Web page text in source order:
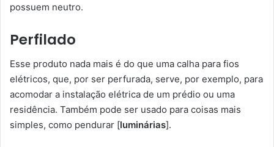
possuem neutro.
Perfilado
Esse produto nada mais é do que uma calha para fios
elétricos, que, por ser perfurada, serve, por exemplo, para
acomodar a instalação elétrica de um prédio ou uma
residência. Também pode ser usado para coisas mais
simples, como pendurar [luminárias].